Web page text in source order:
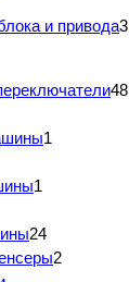
и привода3
48
1
1
24
2